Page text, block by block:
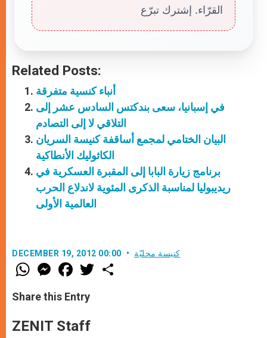
القرّاء. إشترك تبرّع
Related Posts:
أنباء كنسية متفرقة
في إسبانيا، سعى بندكتس السادس عشر إلى
التلاقي لا إلى التصادم
البيان الختامي لمجمع أساقفة كنيسة السريان
الكاثوليك الأنطاكية
برنامج زيارة البابا إلى المقبرة العسكرية في
ريديبوليا لمناسبة الذكرى المئوية لاندلاع الحرب
العالمية الأولى
DECEMBER 19, 2012 00:00 كنيسة محليّة
W
h
t
s
p
p
M
e
s
e
g
e
F
a
e
b
o
k
w
Share this Entry
ZENIT Staff